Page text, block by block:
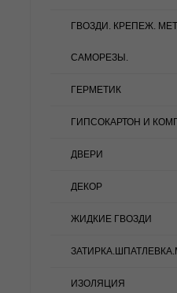
ГВОЗДИ. КРЕПЕЖ.
САМОРЕЗЫ.
ГЕРМЕТИК
ГИПСОКАРТОН И
ДВЕРИ
ДЕКОР
ЖИДКИЕ ГВОЗДИ
ИЗОЛЯЦИЯ